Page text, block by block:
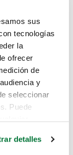
sus
tecnologías
la
ofrecer
de
y
seleccionar
Puede
detalles
como